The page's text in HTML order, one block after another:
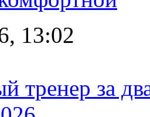
13:02
тренер за